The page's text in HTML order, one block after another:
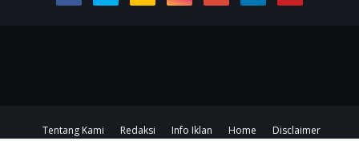
Tentang Kami Redaksi Info Iklan Home Disclaimer